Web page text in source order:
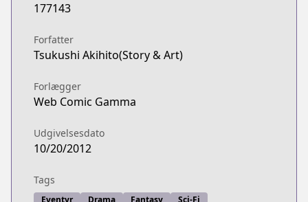
177143
Forfatter
Tsukushi Akihito(Story & Art)
Forlægger
Web Comic Gamma
Udgivelsesdato
10/20/2012
Tags
Eventyr Drama Fantasy Sci-Fi